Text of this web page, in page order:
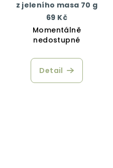
z jeleního masa 70 g
69 Kč
Momentálně
nedostupné
Detail